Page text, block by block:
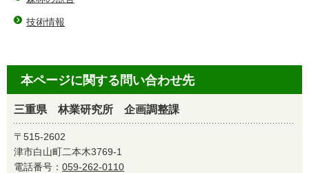
技術情報
本ページに関する問い合わせ先
三重県 林業研究所 企画調整課
〒515-2602
津市白山町二本木3769-1
電話番号： 059-262-0110